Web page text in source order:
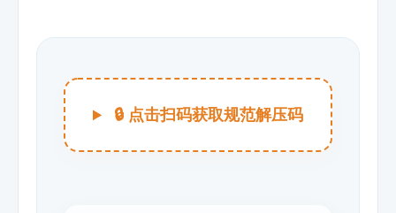
🔒 点击扫码获取规范解压码